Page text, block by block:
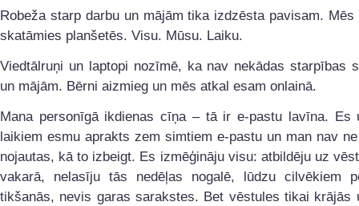
Robeža starp darbu un mājām tika izdzēsta pavisam.
skatāmies planšetēs. Visu. Mūsu. Laiku.
Viedtālruņi un laptopi nozīmē, ka nav nekādas starpības
un mājām. Bērni aizmieg un mēs atkal esam onlainā.
Mana personīgā ikdienas cīņa – tā ir e-pastu lavīna. Es
laikiem esmu aprakts zem simtiem e-pastu un man nav
nojautas, kā to izbeigt. Es izmēģināju visu: atbildēju uz
vakarā, nelasīju tās nedēļas nogalē, lūdzu cilvēkiem
tikšanās, nevis garas sarakstes. Bet vēstules tikai krājās